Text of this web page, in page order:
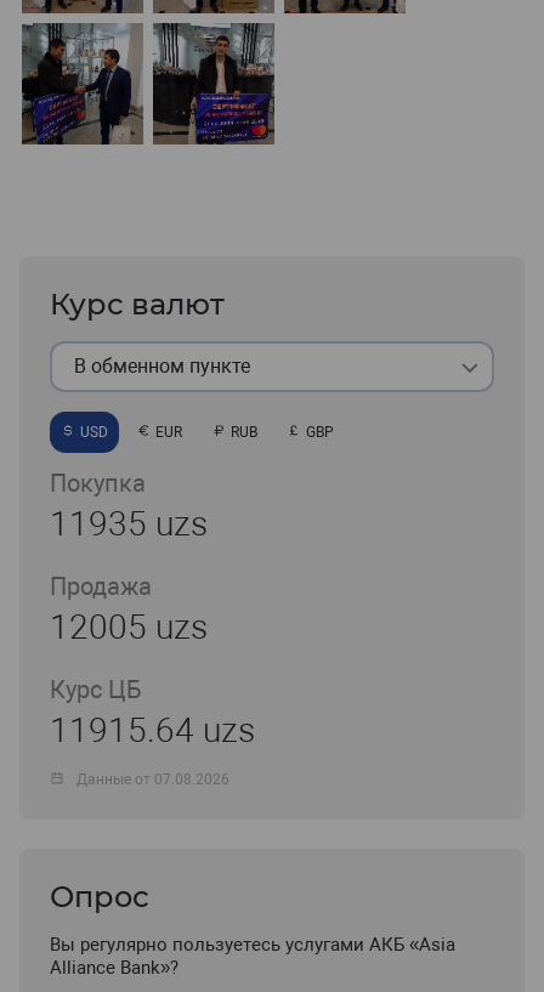
Курс валют
В обменном пункте
USD EUR RUB GBP
Покупка
11935 uzs
Продажа
12005 uzs
Курс ЦБ
11915.64 uzs
Данные от 07.08.2026
Опрос
Вы регулярно пользуетесь услугами АКБ «Asia
Alliance Bank»?